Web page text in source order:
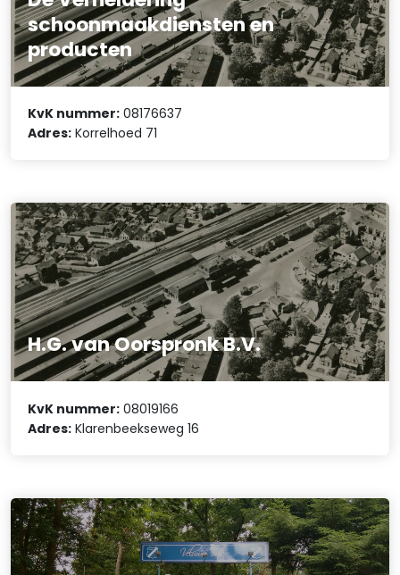
schoonmaakdiensten en
producten
KvK nummer: 08176637
Adres: Korrelhoed 71
H.G. van Oorspronk B.V.
KvK nummer: 08019166
Adres: Klarenbeekseweg 16